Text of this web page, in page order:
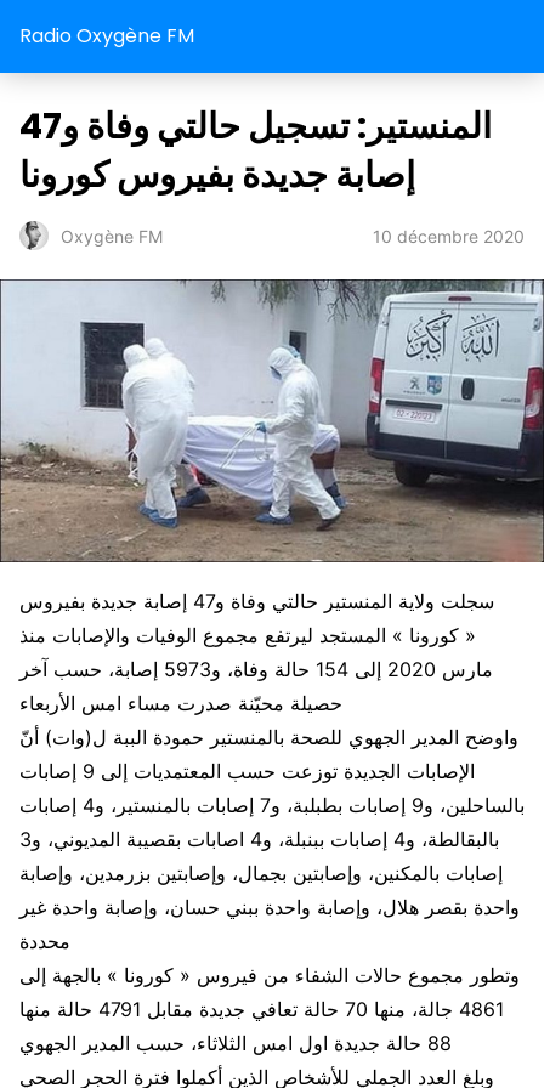
Radio Oxygène FM
المنستير: تسجيل حالتي وفاة و47
إصابة جديدة بفيروس كورونا
Oxygène FM 10 décembre 2020
سجلت ولاية المنستير حالتي وفاة و47 إصابة جديدة بفيروس
« كورونا » المستجد ليرتفع مجموع الوفيات والإصابات منذ
مارس 2020 إلى 154 حالة وفاة، و5973 إصابة، حسب آخر
حصيلة محيّنة صدرت مساء امس الأربعاء
واوضح المدير الجهوي للصحة بالمنستير حمودة الببة ل(وات) أنّ
الإصابات الجديدة توزعت حسب المعتمديات إلى 9 إصابات
بالساحلين، و9 إصابات بطبلبة، و7 إصابات بالمنستير، و4 إصابات
بالبقالطة، و4 إصابات ببنبلة، و4 اصابات بقصيبة المديوني، و3
إصابات بالمكنين، وإصابتين بجمال، وإصابتين بزرمدين، وإصابة
واحدة بقصر هلال، وإصابة واحدة ببني حسان، وإصابة واحدة غير
محددة
وتطور مجموع حالات الشفاء من فيروس « كورونا » بالجهة إلى
4861 جالة، منها 70 حالة تعافي جديدة مقابل 4791 حالة منها
88 حالة جديدة اول امس الثلاثاء، حسب المدير الجهوي
وبلغ العدد الجملي للأشخاص الذين أكملوا فترة الحجر الصحي